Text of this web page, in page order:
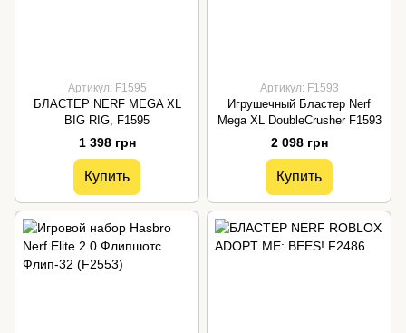
Артикул: F1595
БЛАСТЕР NERF MEGA XL
BIG RIG, F1595
1 398 грн
Купить
Артикул: F1593
Игрушечный Бластер Nerf
Mega XL DoubleCrusher F1593
2 098 грн
Купить